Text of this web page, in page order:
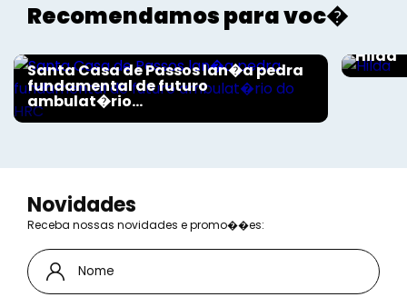
Recomendamos para voc�
Santa Casa de Passos lan�a pedra
fundamental de futuro
ambulat�rio...
Hilda
Novidades
Receba nossas novidades e promo��es: